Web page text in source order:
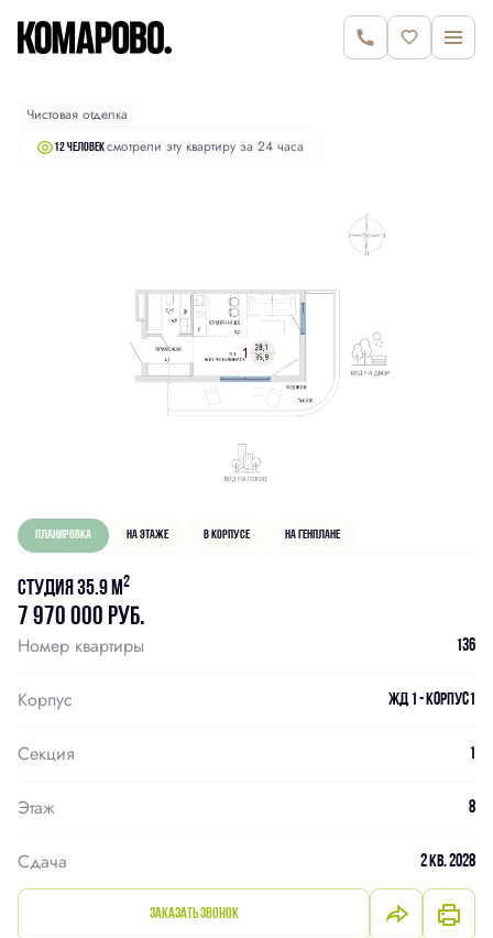
Студия35.9 м2 7 970 000 руб.
Чистовая отделка
12 человексмотрели эту квартиру за 24 часа
Планировка На этаже В корпусе На генплане
Студия 35.9 м2
7 970 000 руб.
Номер квартиры 136
Корпус ЖД 1 - Корпус1
Секция 1
Этаж 8
Сдача 2 кв. 2028
Заказать звонок